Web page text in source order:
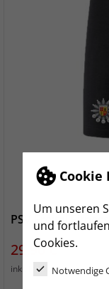
Cookie
Um unseren
und
Cookies.
Notwendige
PSV Freital
Preis
29,90 €
inkl. MwSt. zzgl.